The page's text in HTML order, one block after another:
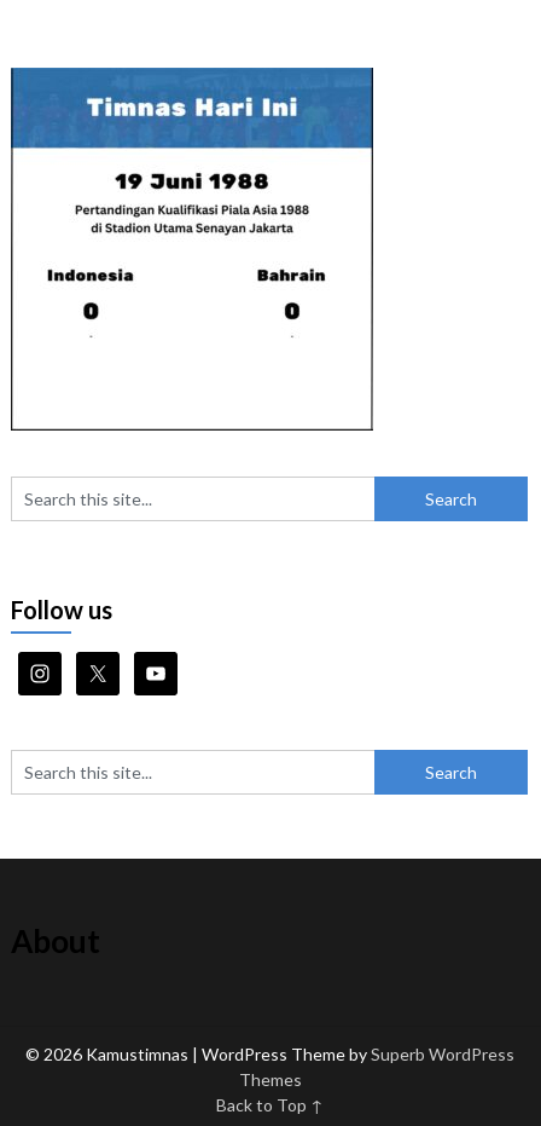
Follow us
About
© 2026 Kamustimnas | WordPress Theme bySuperb WordPress
Themes
Back to Top ↑